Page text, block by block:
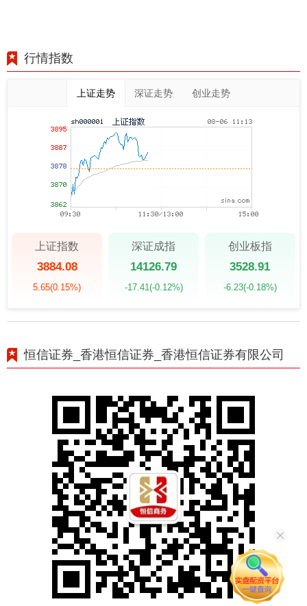
行情指数
上证走势 深证走势 创业走势
上证指数
3884.08
5.65(0.15%)
深证成指
14126.79
-17.41 (-0.12%)
创业板指
3528.91
-6.23(-0.18%)
恒信证券_香港恒信证券_香港恒信证券有限公司